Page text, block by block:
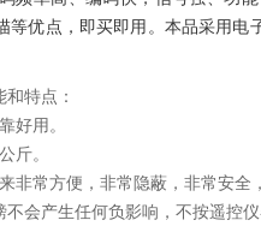
优点，即买即用。本品采用
特点：
好用。
斤。
非常方便，非常隐蔽，非常安全
会产生任何负影响，不按遥控仪